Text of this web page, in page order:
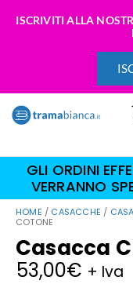
ISCRIVITI ALLA
GLI ORDINI
VERRANNO
HOME / CASACCHE /
COTONE
Casacca
53,00€ + Iva